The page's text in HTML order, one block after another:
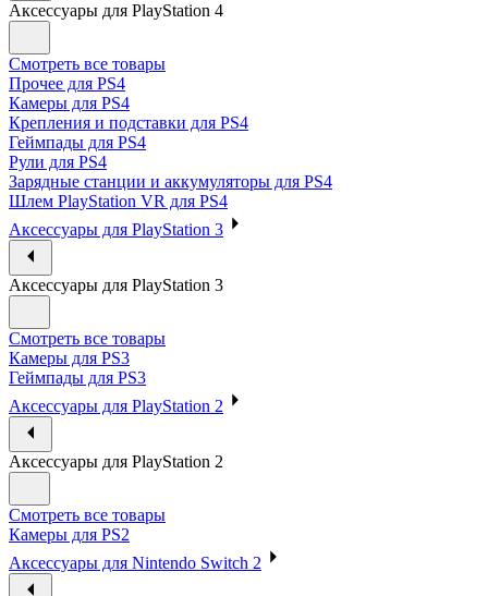
Аксессуары для PlayStation 4
Смотреть все товары
Прочее для PS4
Камеры для PS4
Крепления и подставки для PS4
Геймпады для PS4
Рули для PS4
Зарядные станции и аккумуляторы для PS4
Шлем PlayStation VR для PS4
Аксессуары для PlayStation 3
Аксессуары для PlayStation 3
Смотреть все товары
Камеры для PS3
Геймпады для PS3
Аксессуары для PlayStation 2
Аксессуары для PlayStation 2
Смотреть все товары
Камеры для PS2
Аксессуары для Nintendo Switch 2